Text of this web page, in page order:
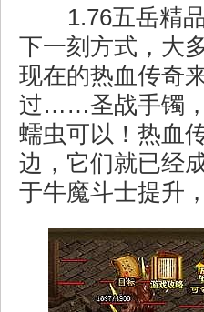
1.76五岳精
下一刻方式，大
现在的热血传奇
过……圣战手镯，
蠕虫可以！热血
边，它们就已经
于牛魔斗士提升